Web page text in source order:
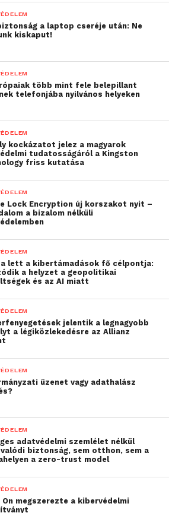
is küzdenek a
így vonzó
jelentenek a
számára”
az ESET biztonsági
megjósolta a kritikus
támadásokat is.
al aGamarue botnethez
vezetett. A jelentés
a biztonsági cégek és a
ez
és hasznos terület annak
internet használata mindenki
lehessen. és a nemzetközi
le lehessen csapni.
hangsúlyos témaként
a választások esetleges
és a hacktivisták meg tudják
véleményét, befolyásolva a
Az országoknak 2018-ban
ezzel kapcsolatos megelőző
megvédjék saját demokratikus
biztonságát.
irányelvet váltja fel, és a
egyre növekednek az
a laptop cseréje után: Ne
kiskaput!
több mint fele belepillant
telefonjába nyilvános helyeken
kockázatot jelez a magyarok
tudatosságáról a Kingston
friss kutatása
Lock Encryption új korszakot nyit –
a bizalom nélküli
lett a kibertámadások fő célpontja:
a helyzet a geopolitikai
és az AI miatt
jelentik a legnagyobb
a légiközlekedésre az Allianz
üzenet vagy adathalász
adatvédelmi szemlélet nélkül
biztonság, sem otthon, sem a
a zero-trust model
On megszerezte a kibervédelmi